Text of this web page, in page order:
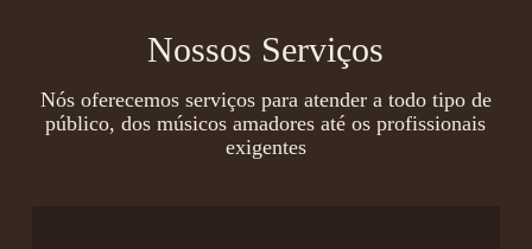
Nossos Serviços
Nós oferecemos serviços para atender a todo tipo de
público, dos músicos amadores até os profissionais
exigentes